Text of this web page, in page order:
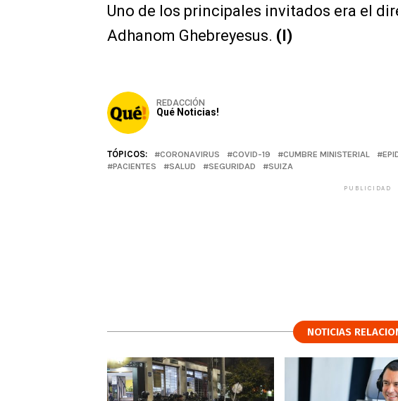
Uno de los principales invitados era el
Adhanom Ghebreyesus. (I)
REDACCIÓN
Qué Noticias!
TÓPICOS: CORONAVIRUS COVID-19 CUMBRE MINISTERIAL
PACIENTES
SALUD SEGURIDAD SUIZA
PUBLICIDAD
NOTICIAS